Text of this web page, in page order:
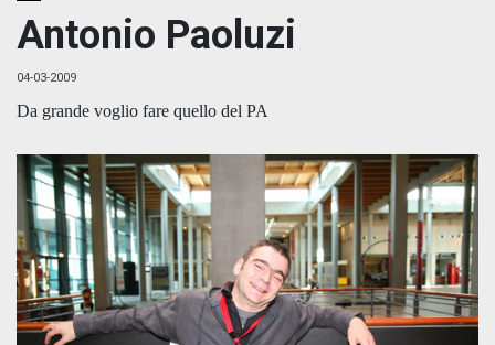
Antonio Paoluzi
04-03-2009
Da grande voglio fare quello del PA